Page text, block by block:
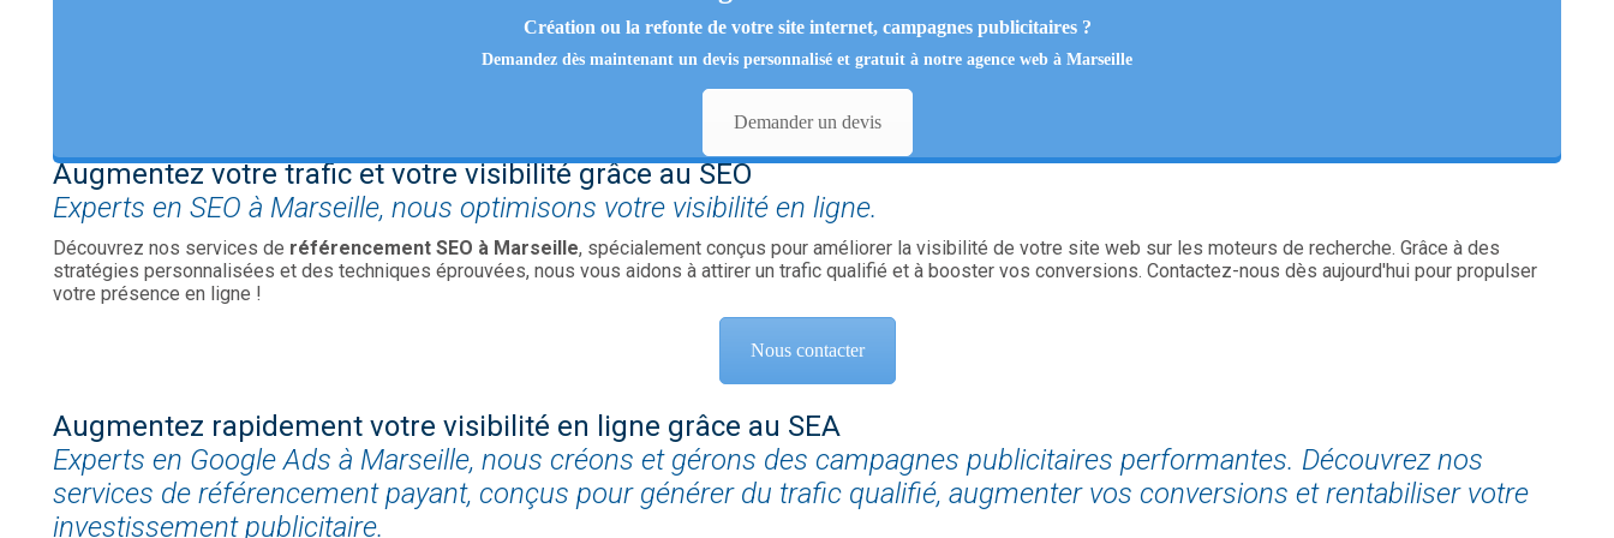
Création ou la refonte de votre site internet, campagnes publicitaires ?
Demandez dès maintenant un devis personnalisé et gratuit à notre agence web à Marseille
Demander un devis
Augmentez votre trafic et votre visibilité grâce au SEO
Experts en SEO à Marseille, nous optimisons votre visibilité en ligne.
Découvrez nos services de référencement SEO à Marseille, spécialement conçus pour améliorer la visibilité de votre site web sur les moteurs de recherche. Grâce à des
stratégies personnalisées et des techniques éprouvées, nous vous aidons à attirer un trafic qualifié et à booster vos conversions. Contactez-nous dès aujourd'hui pour propulser
votre présence en ligne !
Nous contacter
Augmentez rapidement votre visibilité en ligne grâce au SEA
Experts en Google Ads à Marseille, nous créons et gérons des campagnes publicitaires performantes. Découvrez nos
services de référencement payant, conçus pour générer du trafic qualifié, augmenter vos conversions et rentabiliser votre
investissement publicitaire.